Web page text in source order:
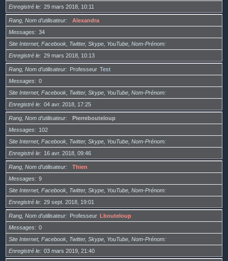
Enregistré le
29 mars 2018, 10:11
Rang, Nom d’utilisateur
Alexandra
Messages
34
Site Internet, Facebook, Twitter, Skype, YouTube, Nom-Prénom
Enregistré le
29 mars 2018, 10:13
Rang, Nom d’utilisateur Professeur Test
Messages
0
Site Internet, Facebook, Twitter, Skype, YouTube, Nom-Prénom
Enregistré le
04 avr. 2018, 17:25
Rang, Nom d’utilisateur
Pierrebouteloup
Messages
102
Site Internet, Facebook, Twitter, Skype, YouTube, Nom-Prénom
Enregistré le
16 avr. 2018, 09:46
Rang, Nom d’utilisateur
Thien
Messages
9
Site Internet, Facebook, Twitter, Skype, YouTube, Nom-Prénom
Enregistré le
29 sept. 2018, 19:01
Rang, Nom d’utilisateur Professeur Lbouteloup
Messages
0
Site Internet, Facebook, Twitter, Skype, YouTube, Nom-Prénom
Enregistré le
03 mars 2019, 21:40